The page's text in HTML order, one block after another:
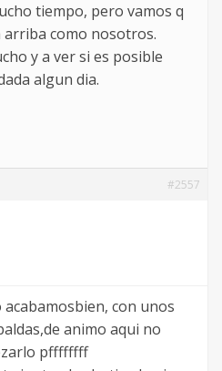
tiempo, pero vamos q
como nosotros.
y a ver si es posible
algun dia.
#2557
con unos
animo aqui no
pffffffff